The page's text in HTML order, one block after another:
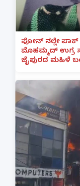
ಫೋನ್ ನಲ್ಲೇ
ಮೊಹಮ್ಮದ್ ಉಗ್ರ
ಜೈಪುರದ ಮಹಿಳೆ